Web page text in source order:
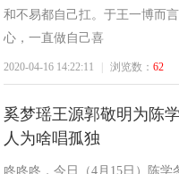
州
和不易都自己扛。于王一博而
心，一直做自己喜
2020-04-16 14:22:11 浏览数：62
奚梦瑶王源郭敬明为陈
人为啥唱孤独
咚咚咚，今日（4月15日）陈